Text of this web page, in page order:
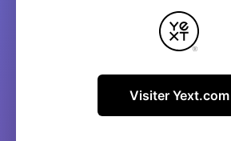
Visiter Yext.com